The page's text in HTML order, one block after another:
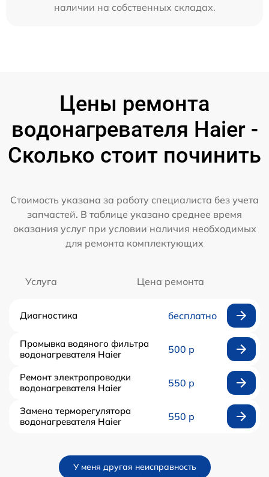
наличии на собственных складах.
Цены ремонта
водонагревателя Haier -
Сколько стоит починить
Стоимость указана за работу специалиста без учета
запчастей. В таблице указано среднее время
оказания услуг при условии наличия необходимых
для ремонта комплектующих
Услуга Цена ремонта
Диагностика бесплатно
Промывка водяного фильтра
водонагревателя Haier
500 р
Ремонт электропроводки
водонагревателя Haier
550 р
Замена терморегулятора
водонагревателя Haier
550 р
У меня другая неисправность